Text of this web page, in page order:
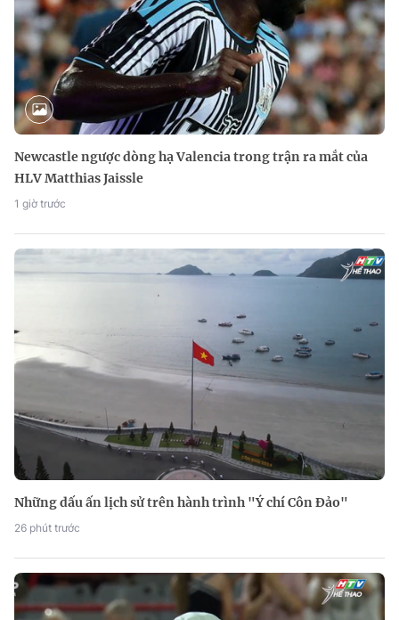
Newcastle ngược dòng hạ Valencia trong trận ra mắt của
HLV Matthias Jaissle
1 giờ trước
Những dấu ấn lịch sử trên hành trình "Ý chí Côn Đảo"
26 phút trước